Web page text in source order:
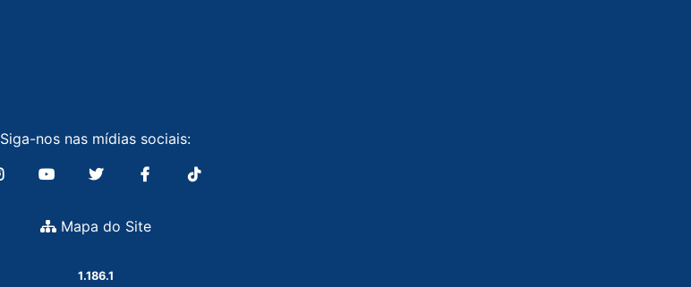
Siga-nos nas mídias sociais:
Mapa do Site
1.186.1